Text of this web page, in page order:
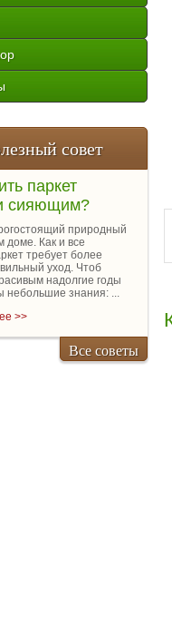
совет
паркет
сияющим?
природный
доме. Как и все
требует более
уход. Чтоб
надолгие годы
небольшие знания: ...
>>
Все советы